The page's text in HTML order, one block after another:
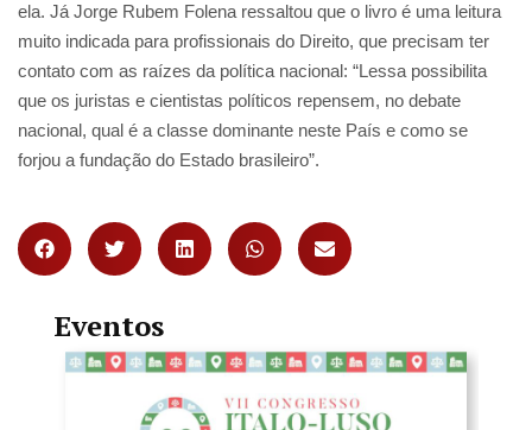
ela. Já Jorge Rubem Folena ressaltou que o livro é uma leitura
muito indicada para profissionais do Direito, que precisam ter
contato com as raízes da política nacional: “Lessa possibilita
que os juristas e cientistas políticos repensem, no debate
nacional, qual é a classe dominante neste País e como se
forjou a fundação do Estado brasileiro”.
Eventos